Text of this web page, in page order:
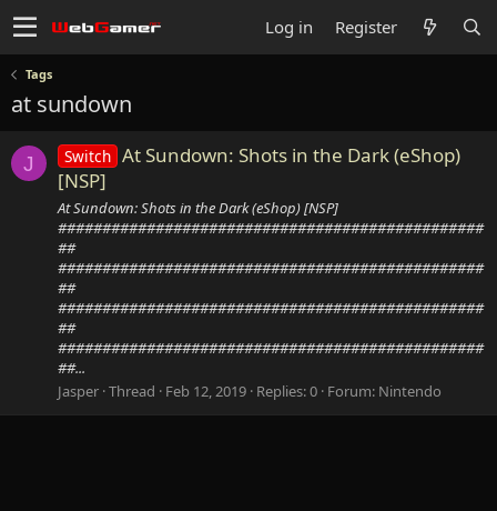
Log in Register
Tags
at sundown
J Switch At Sundown: Shots in the Dark (eShop)
[NSP]
At Sundown: Shots in the Dark (eShop) [NSP]
################################################
##
################################################
##
################################################
##
################################################
##...
Jasper Thread Feb 12, 2019 Replies: 0 Forum: Nintendo